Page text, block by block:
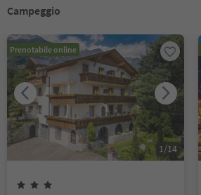
Campeggio
Prenotabile online
1/14